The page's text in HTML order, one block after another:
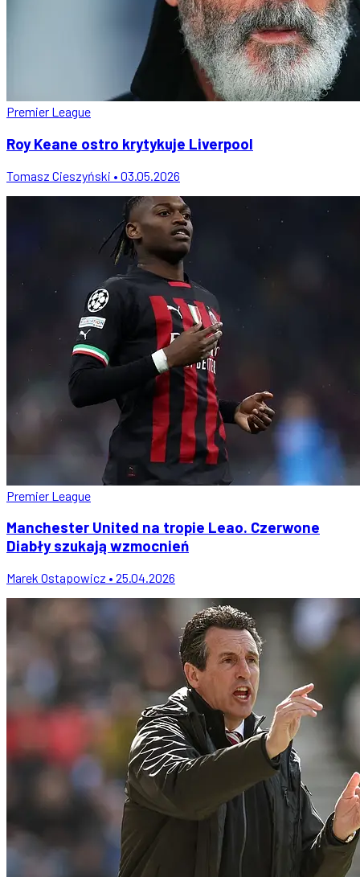
Premier League
Roy Keane ostro krytykuje Liverpool
Tomasz Cieszyński • 03.05.2026
Premier League
Manchester United na tropie Leao. Czerwone
Diabły szukają wzmocnień
Marek Ostapowicz • 25.04.2026